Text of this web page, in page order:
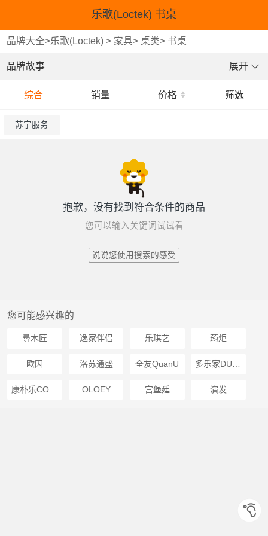
乐歌(Loctek) 书桌
品牌大全>乐歌(Loctek) > 家具>桌类> 书桌
品牌故事 展开
综合 销量 价格 筛选
苏宁服务
抱歉，没有找到符合条件的商品
您可以输入关键词试试看
说说您使用搜索的感受
您可能感兴趣的
尋木匠 逸家伴侣 乐琪艺 荺炬
欧因 洛苏通盛 全友QuanU
OLOEY 宫堡廷 演发